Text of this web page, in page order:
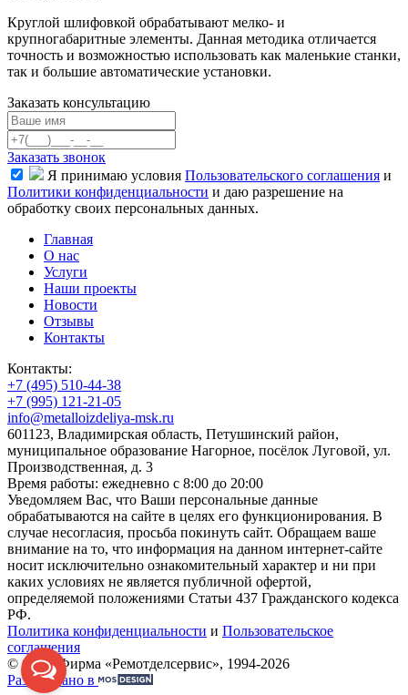
Круглой шлифовкой обрабатывают мелко- и
крупногабаритные элементы. Данная методика отличается
точность и возможностью использовать как маленькие станки,
так и большие автоматические установки.
Заказать консультацию
Заказать звонок
Я принимаю условия Пользовательского соглашения и
Политики конфиденциальности и даю разрешение на
обработку своих персональных данных.
Главная
О нас
Услуги
Наши проекты
Новости
Отзывы
Контакты
Контакты:
+7 (495) 510-44-38
+7 (995) 121-21-05
info@metalloizdeliya-msk.ru
601123, Владимирская область, Петушинский район,
муниципальное образование Нагорное, посёлок Луговой, ул.
Производственная, д. 3
Время работы: ежедневно с 8:00 до 20:00
Уведомляем Вас, что Ваши персональные данные
обрабатываются на сайте в целях его функционирования. В
случае несогласия, просьба покинуть сайт. Обращаем ваше
внимание на то, что информация на данном интернет-сайте
носит исключительно ознакомительный характер и ни при
каких условиях не является публичной офертой,
определяемой положениями Статьи 437 Гражданского кодекса
РФ.
Политика конфиденциальности и Пользовательское
соглашения
© ООО Фирма «Ремотделсервис», 1994-2026
Разработано в